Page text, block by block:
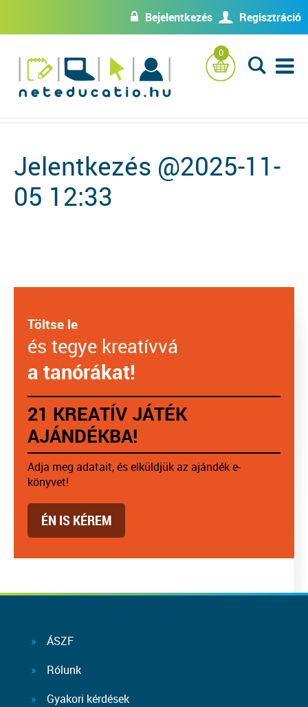
w Bejelentkezés U Regisztráció
0
L
Jelentkezés @2025-11-
05 12:33
Töltse le
és tegye kreatívvá
a tanórákat!
21 KREATÍV JÁTÉK
AJÁNDÉKBA!
Adja meg adatait, és elküldjük az ajándék e-
könyvet!
ÉN IS KÉREM
ÁSZF
Rólunk
Gyakori kérdések